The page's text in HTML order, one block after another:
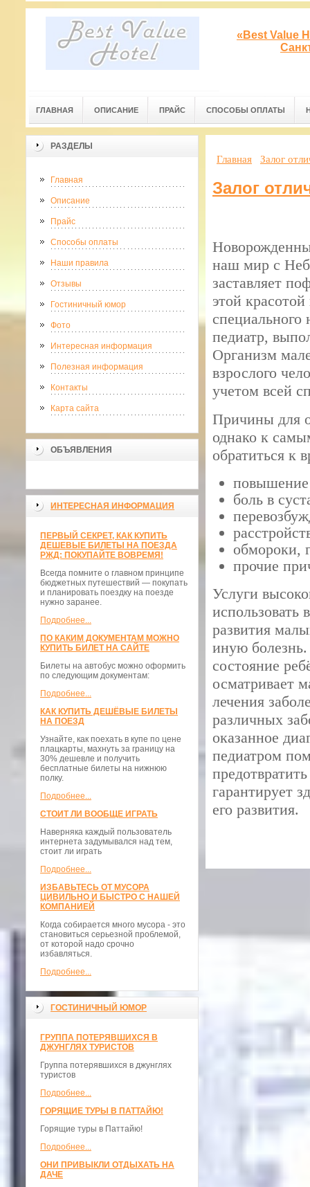
«Best Value
ГЛАВНАЯ ОПИСАНИЕ ПРАЙС СПОСОБЫ ОПЛАТЫ
РАЗДЕЛЫ
Главная
Описание
Прайс
Способы оплаты
Наши правила
Отзывы
Гостиничный юмор
Фото
Интересная информация
Полезная информация
Контакты
Карта сайта
ОБЪЯВЛЕНИЯ
ИНТЕРЕСНАЯ ИНФОРМАЦИЯ
ПЕРВЫЙ СЕКРЕТ, КАК КУПИТЬ
ДЕШЕВЫЕ БИЛЕТЫ НА ПОЕЗДА
РЖД: ПОКУПАЙТЕ ВОВРЕМЯ!
Всегда помните о главном принципе
бюджетных путешествий — покупать
и планировать поездку на поезде
нужно заранее.
Подробнее...
ПО КАКИМ ДОКУМЕНТАМ МОЖНО
КУПИТЬ БИЛЕТ НА САЙТЕ
Билеты на автобус можно оформить
по следующим документам:
Подробнее...
КАК КУПИТЬ ДЕШЁВЫЕ БИЛЕТЫ
НА ПОЕЗД
Узнайте, как поехать в купе по цене
плацкарты, махнуть за границу на
30% дешевле и получить
бесплатные билеты на нижнюю
полку.
Подробнее...
СТОИТ ЛИ ВООБЩЕ ИГРАТЬ
Наверняка каждый пользователь
интернета задумывался над тем,
стоит ли играть
Подробнее...
ИЗБАВЬТЕСЬ ОТ МУСОРА
ЦИВИЛЬНО И БЫСТРО С НАШЕЙ
КОМПАНИЕЙ
Когда собирается много мусора - это
становиться серьезной проблемой,
от которой надо срочно
избавляться.
Подробнее...
ГОСТИНИЧНЫЙ ЮМОР
ГРУППА ПОТЕРЯВШИХСЯ В
ДЖУНГЛЯХ ТУРИСТОВ
Группа потерявшихся в джунглях
туристов
Подробнее...
ГОРЯЩИЕ ТУРЫ В ПАТТАЙЮ!
Горящие туры в Паттайю!
Подробнее...
ОНИ ПРИВЫКЛИ ОТДЫХАТЬ НА
ДАЧЕ
Главная Залог
Залог
наш мир с
заставляет
этой
специального
педиатр,
Организм
взрослого
учетом всей
Причины для
однако к
обратиться к
боль в
обмороки,
прочие
Услуги
использовать
развития
иную
состояние
осматривает
лечения
различных
оказанное
педиатром
гарантирует
его развития.